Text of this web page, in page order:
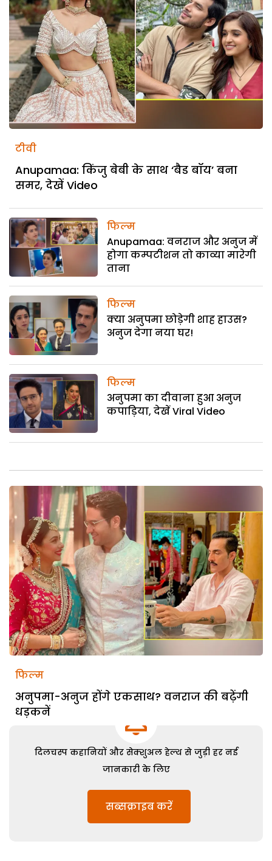
टीवी
Anupamaa: किंजु बेबी के साथ ‘बैड बॉय’ बना
समर, देखें Video
फिल्म
Anupamaa: वनराज और अनुज में
होगा कम्पटीशन तो काव्या मारेगी
ताना
फिल्म
क्या अनुपमा छोड़ेगी शाह हाउस?
अनुज देगा नया घर!
फिल्म
अनुपमा का दीवाना हुआ अनुज
कपाड़िया, देखें Viral Video
फिल्म
अनुपमा-अनुज होंगे एकसाथ? वनराज की बढ़ेंगी
धड़कनें
दिलचस्प कहानियों और सेक्शुअल हेल्थ से जुड़ी हर नई
जानकारी के लिए
सब्सक्राइब करें